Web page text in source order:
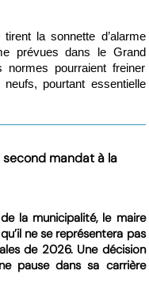
la sonnette d’alarme
prévues dans le Grand
pourraient freiner
pourtant essentielle
mandat à la
la municipalité, le maire
ne se représentera pas
de 2026. Une décision
pause dans sa carrière